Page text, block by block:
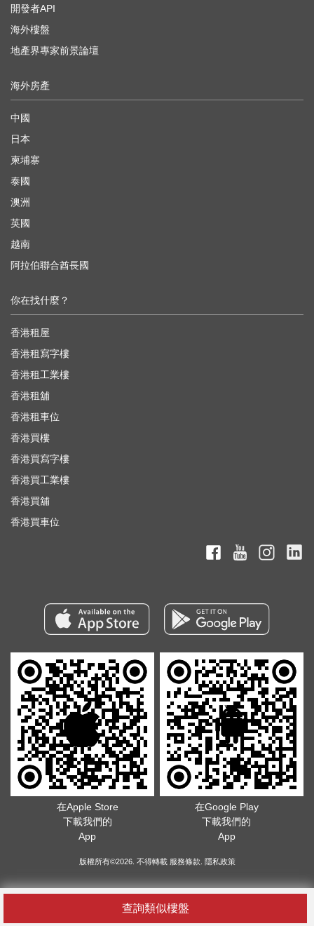
查詢類似樓盤
開發者API
海外樓盤
地產界專家前景論壇
海外房產
中國
日本
柬埔寨
泰國
澳洲
英國
越南
阿拉伯聯合酋長國
你在找什麼？
香港租屋
香港租寫字樓
香港租工業樓
香港租舖
香港租車位
香港買樓
香港買寫字樓
香港買工業樓
香港買舖
香港買車位
在Apple Store
下載我們的
App
在Google Play
下載我們的
App
版權所有©2026. 不得轉載 服務條款 隱私政策